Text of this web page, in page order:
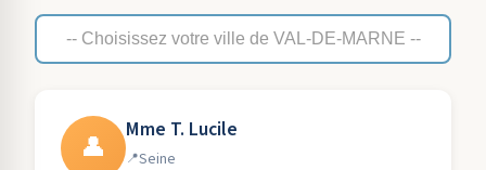
👤 Mme T. Lucile
Seine